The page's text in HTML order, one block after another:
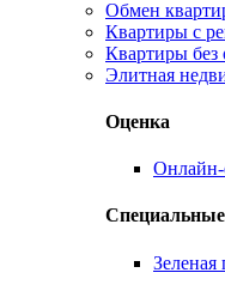
Обмен
Квартиры с
Квартиры без
Элитная
Оценка
Онлайн-
Зеленая